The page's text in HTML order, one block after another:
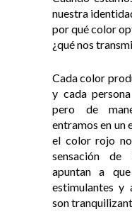
nuestra
por qué color
¿qué nos
Cada color
y cada
pero de
entramos en un
el color rojo
sensación de
apuntan a
estimulantes y
son